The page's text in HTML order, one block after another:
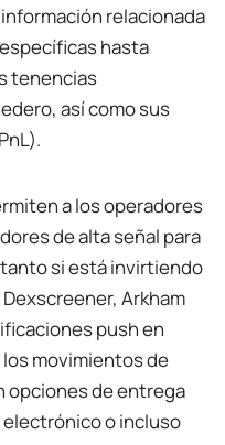
relacionada
hasta
tenencias
así como sus
a los operadores
de alta señal para
si está invirtiendo
Arkham
push en
movimientos de
opciones de entrega
o incluso